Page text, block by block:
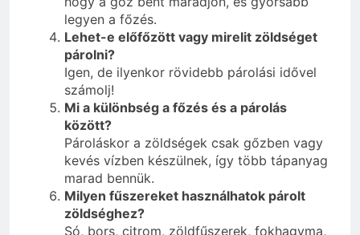
legyen a főzés.
Lehet-e előfőzött vagy mirelit zöldséget
párolni?
Igen, de ilyenkor rövidebb párolási idővel
számolj!
Mi a különbség a főzés és a párolás
között?
Pároláskor a zöldségek csak gőzben vagy
kevés vízben készülnek, így több tápanyag
marad bennük.
Milyen fűszereket használhatok párolt
zöldséghez?
Só, bors, citrom, zöldfűszerek, fokhagyma,